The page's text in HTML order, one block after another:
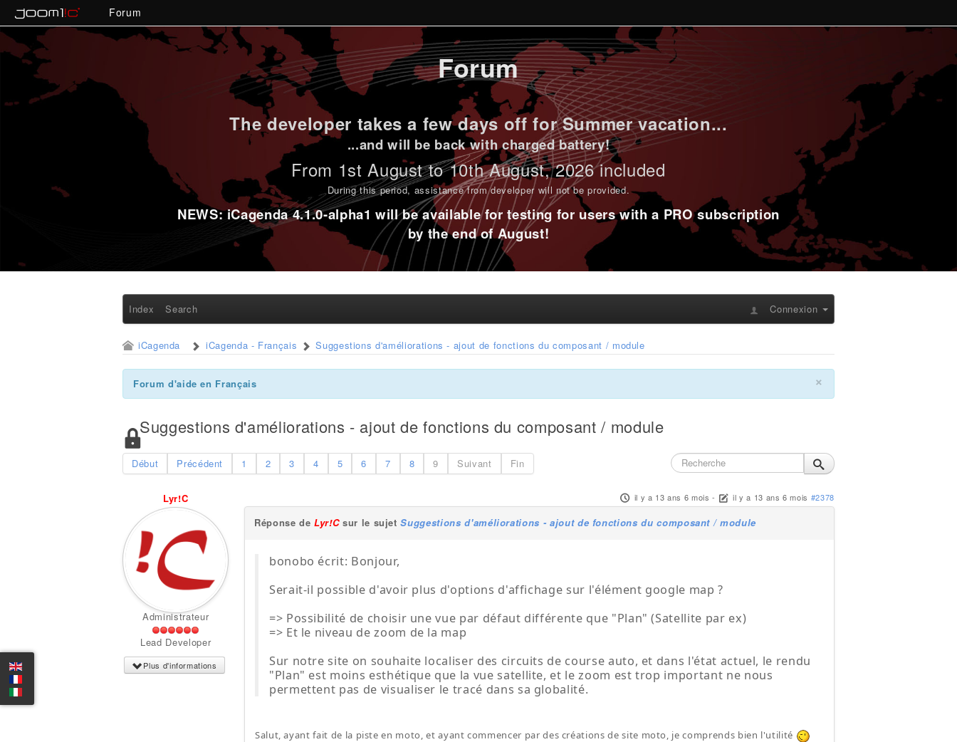
Forum
Forum
The developer takes a few days off for Summer vacation...
...and will be back with charged battery!
From 1st August to 10th August, 2026 included
During this period, assistance from developer will not be provided.
NEWS: iCagenda 4.1.0-alpha1 will be available for testing for users with a PRO subscription
by the end of August!
Index Search Connexion
iCagenda iCagenda - Français Suggestions d'améliorations - ajout de fonctions du composant / module
×
Forum d'aide en Français
Suggestions d'améliorations - ajout de fonctions du composant / module
Début Précédent 1 2 3 4 5 6 7 8 9 Suivant Fin
Lyr!C
Administrateur
Lead Developer
Plus d'informations
il y a 13 ans 6 mois - il y a 13 ans 6 mois #2378
Réponse deLyr!Csur le sujetSuggestions d'améliorations - ajout de fonctions du composant / module
bonobo écrit: Bonjour,
Serait-il possible d'avoir plus d'options d'affichage sur l'élément google map ?
=> Possibilité de choisir une vue par défaut différente que "Plan" (Satellite par ex)
=> Et le niveau de zoom de la map
Sur notre site on souhaite localiser des circuits de course auto, et dans l'état actuel, le rendu
"Plan" est moins esthétique que la vue satellite, et le zoom est trop important ne nous
permettent pas de visualiser le tracé dans sa globalité.
Salut, ayant fait de la piste en moto, et ayant commencer par des créations de site moto, je comprends bien l'utilité